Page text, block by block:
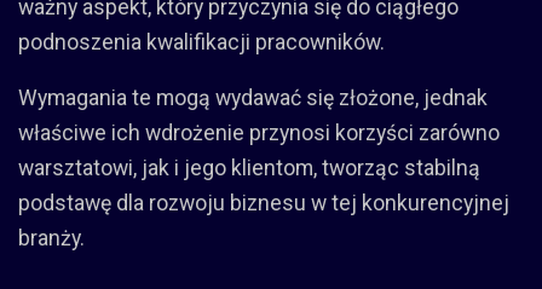
ważny aspekt, który przyczynia się do ciągłego
podnoszenia kwalifikacji pracowników.
Wymagania te mogą wydawać się złożone, jednak
właściwe ich wdrożenie przynosi korzyści zarówno
warsztatowi, jak i jego klientom, tworząc stabilną
podstawę dla rozwoju biznesu w tej konkurencyjnej
branży.